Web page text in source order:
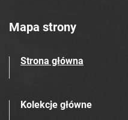
Mapa strony
Strona główna
Kolekcje główne